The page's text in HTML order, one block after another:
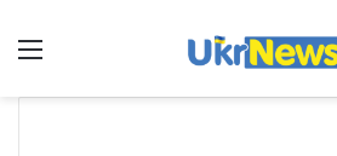
Меню